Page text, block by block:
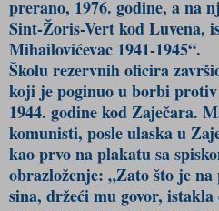
prerano, 1976. godine, a na
Sint-Žoris-Vert kod Luvena,
Mihailovićevac 1941-1945“.
Školu rezervnih oficira
koji je poginuo u borbi
1944. godine kod Zaječara.
komunisti, posle ulaska u
kao prvo na plakatu sa
obrazloženje: „Zato što je
sina, držeći mu govor,